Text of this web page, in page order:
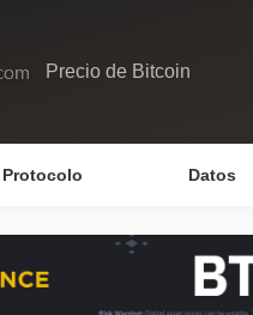
Precio de Bitcoin
Protocolo Datos